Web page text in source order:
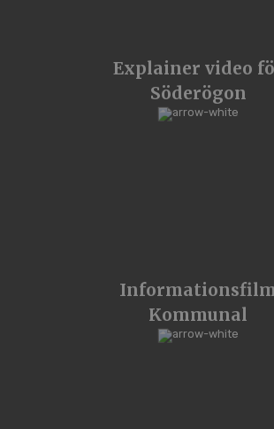
Explainer video
Söderögon
Kommunal